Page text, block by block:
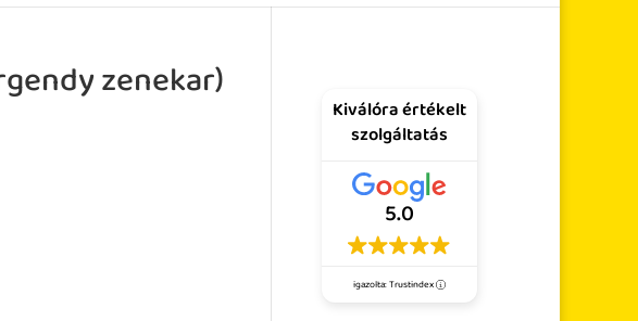
zenekar) Kiválóra értékelt
szolgáltatás
5.0
igazolta: Trustindex